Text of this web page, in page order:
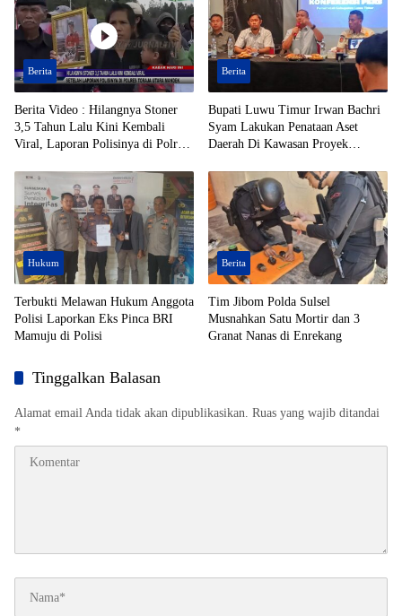
Berita
Berita Video : Hilangnya Stoner
3,5 Tahun Lalu Kini Kembali
Viral, Laporan Polisinya di Polres
Berita
Bupati Luwu Timur Irwan Bachri
Syam Lakukan Penataan Aset
Daerah Di Kawasan Proyek
Hukum
Terbukti Melawan Hukum Anggota
Polisi Laporkan Eks Pinca BRI
Mamuju di Polisi
Berita
Tim Jibom Polda Sulsel
Musnahkan Satu Mortir dan 3
Granat Nanas di Enrekang
Tinggalkan Balasan
Alamat email Anda tidak akan dipublikasikan. Ruas yang wajib ditandai
*